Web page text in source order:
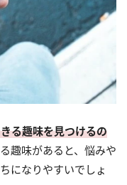
る趣味を見つけるの
趣味があると、悩みや
になりやすいでしょ